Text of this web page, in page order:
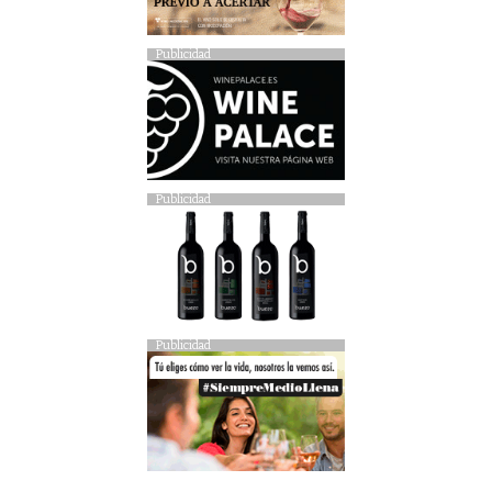
Publicidad
Publicidad
Publicidad